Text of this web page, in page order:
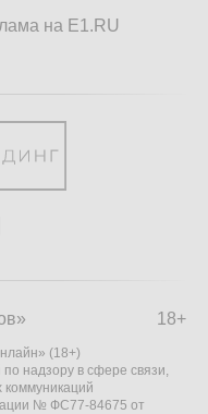
на E1.RU
18+
(18+)
надзору в сфере связи,
№ ФС77-84675 от